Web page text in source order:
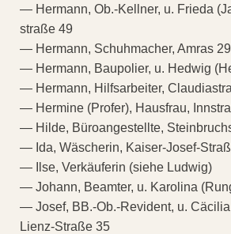
— Hermann, Ob.-Kellner, u. Frieda
straße 49
— Hermann, Schuhmacher, Amras 29
— Hermann, Baupolier, u. Hedwig
— Hermann, Hilfsarbeiter,
— Hermine (Profer), Hausfrau,
— Hilde, Büroangestellte,
— Ida, Wäscherin, Kaiser-Josef-
— Ilse, Verkäuferin (siehe Ludwig)
— Johann, Beamter, u. Karolina
— Josef, BB.-Ob.-Revident, u.
Lienz-Straße 35